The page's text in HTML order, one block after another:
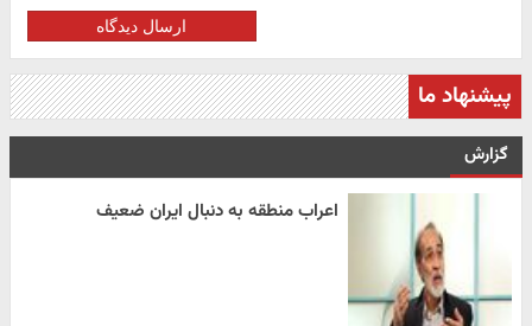
ارسال دیدگاه
پیشنهاد ما
گزارش
اعراب منطقه به دنبال ایران ضعیف